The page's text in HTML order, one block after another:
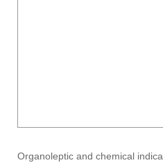
Organoleptic and chemical